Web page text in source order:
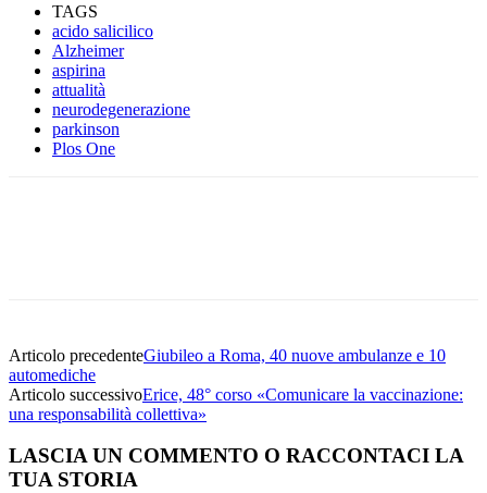
TAGS
acido salicilico
Alzheimer
aspirina
attualità
neurodegenerazione
parkinson
Plos One
Articolo precedenteGiubileo a Roma, 40 nuove ambulanze e 10
automediche
Articolo successivoErice, 48° corso «Comunicare la vaccinazione:
una responsabilità collettiva»
LASCIA UN COMMENTO O RACCONTACI LA
TUA STORIA